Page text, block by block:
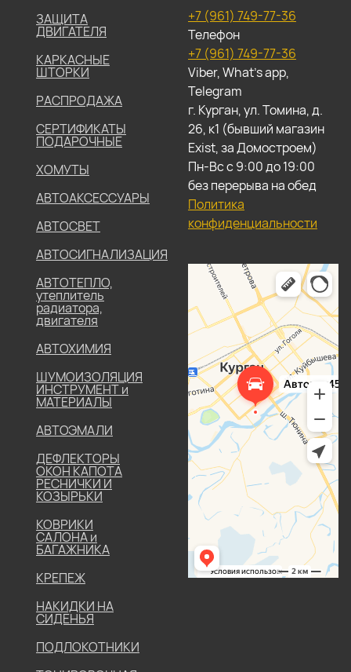
ЗАЩИТА
ДВИГАТЕЛЯ
КАРКАСНЫЕ
ШТОРКИ
РАСПРОДАЖА
СЕРТИФИКАТЫ
ПОДАРОЧНЫЕ
ХОМУТЫ
АВТОАКСЕССУАРЫ
АВТОСВЕТ
АВТОСИГНАЛИЗАЦИЯ
АВТОТЕПЛО,
утеплитель
радиатора,
двигателя
АВТОХИМИЯ
ШУМОИЗОЛЯЦИЯ
ИНСТРУМЕНТ и
МАТЕРИАЛЫ
АВТОЭМАЛИ
ДЕФЛЕКТОРЫ
ОКОН КАПОТА
РЕСНИЧКИ И
КОЗЫРЬКИ
КОВРИКИ
САЛОНА и
БАГАЖНИКА
КРЕПЕЖ
НАКИДКИ НА
СИДЕНЬЯ
ПОДЛОКОТНИКИ
+7 (961) 749-77-36
Телефон
+7 (961) 749-77-36
Viber, What's app,
Telegram
г. Курган, ул. Томина, д.
26, к1 (бывший магазин
Exist, за Домостроем)
Пн-Вс с 9:00 до 19:00
без перерыва на обед
Политика
конфиденциальности